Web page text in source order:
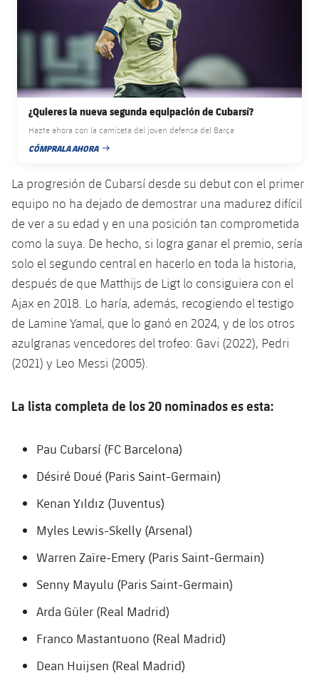
Clasificaciones
Jugadors
Fotos
Historia
Jugadores
Clasificaciones
Cadete
Infantil
Alevín
Primer equipo
Actualidad
Calendario
Entradas
Resultados
Clasificaciones
Jugadores
Fotos
Palmarés
Barça Atlètic
plusicon
más
Actualidad
Resultados
Jugadores
Clasificaciones
Base
plusicon
más
Barça C
Juvenil
Infantil
Alevín
Información general
plusicon
más
Noticias
Atletismo
plusicon
más
Actualidad
Masculino
Baloncesto en silla de ruedas
plusicon
más
Actualidad
Clasificaciones
Hockey sobre hielo
plusicon
más
Resultados
Clasificaciones
Hockey hierba
plusicon
más
Hockey Hierba Masculino
Hockey Hierba Femenino
plusicon
más
Actualidad
Plantilla
Escuela de Patinaje
Actualidad
Jugadores
Calendario
Resultados
Voleibol
plusicon
más
Noticias
Voleibol femenino
Apúntate a las amateurs
Apúntate a las amateurs
Carnet de las Secciones Amateurs
PLUSICON
MÁS
League of Legends
¿Quieres la nueva segunda equipación de Cubarsí?
Hazte ahora con la camiseta del joven defensa del Barça
CÓMPRALA AHORA
FECHA DE PUBLICACIÓN
La progresión de Cubarsí desde su debut con el primer
equipo no ha dejado de demostrar una madurez difícil
de ver a su edad y en una posición tan comprometida
como la suya. De hecho, si logra ganar el premio, sería
solo el segundo central en hacerlo en toda la historia,
después de que Matthijs de Ligt lo consiguiera con el
Ajax en 2018. Lo haría, además, recogiendo el testigo
de Lamine Yamal, que lo ganó en 2024, y de los otros
azulgranas vencedores del trofeo: Gavi (2022), Pedri
(2021) y Leo Messi (2005).
La lista completa de los 20 nominados es esta:
Pau Cubarsí (FC Barcelona)
Désiré Doué (Paris Saint-Germain)
Kenan Yıldız (Juventus)
Myles Lewis-Skelly (Arsenal)
Warren Zaïre-Emery (Paris Saint-Germain)
Senny Mayulu (Paris Saint-Germain)
Arda Güler (Real Madrid)
Franco Mastantuono (Real Madrid)
Dean Huijsen (Real Madrid)